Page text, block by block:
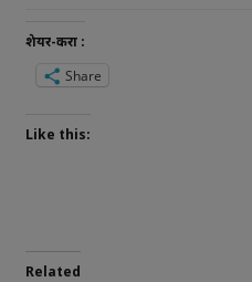
शेयर-करा :
Share
Like this:
Related